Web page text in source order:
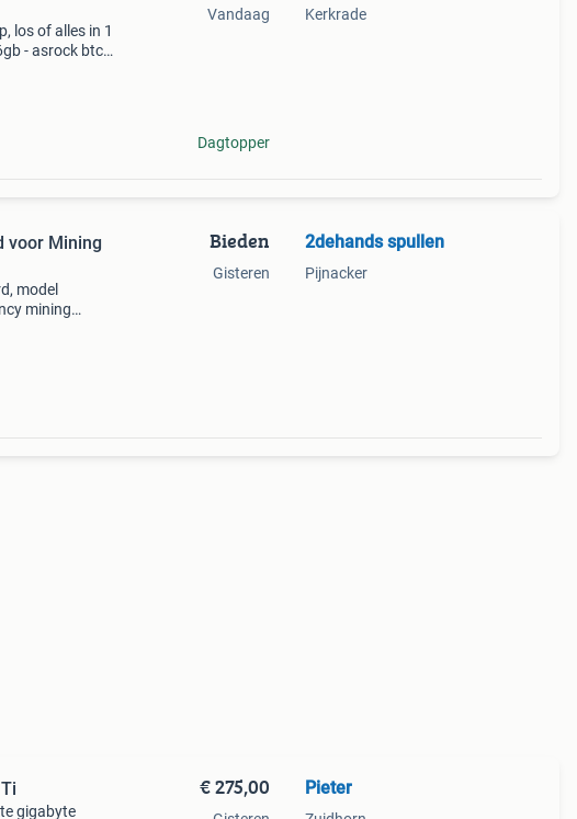
los of alles in 1
- asrock btc
Vandaag
Dagtopper
Kerkrade
voor Mining
model
mining
Bieden
Gisteren
2dehands spullen
Pijnacker
gigabyte
€ 275,00 Pieter